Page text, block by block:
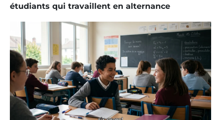
étudiants qui travaillent en alternance